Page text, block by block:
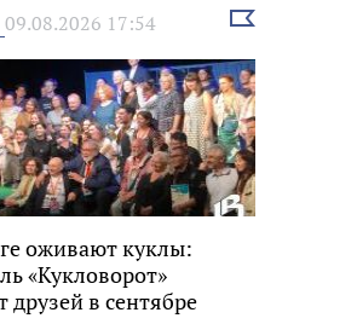
09.08.2026 17:54
Выбрать
оживают куклы:
«Кукловорот»
друзей в сентябре